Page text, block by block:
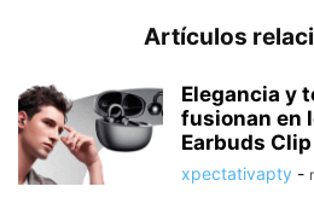
Artículos
Elegancia y
fusionan en
Earbuds Clip
xpectativapty -